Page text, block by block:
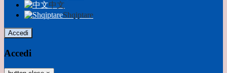
中文
Shqiptare
Accedi
Accedi